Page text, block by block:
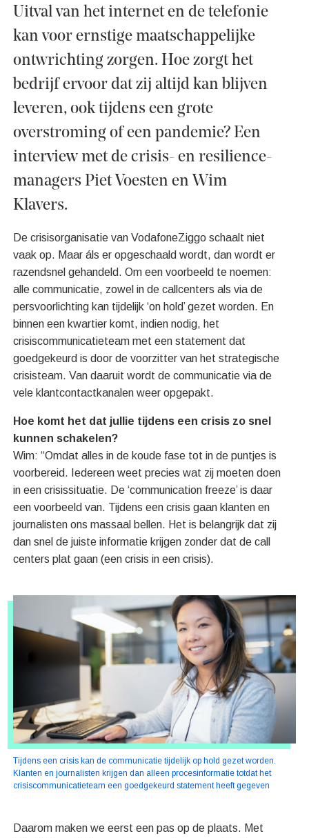
Uitval van het internet en de telefonie
kan voor ernstige maatschappelijke
ontwrichting zorgen. Hoe zorgt het
bedrijf ervoor dat zij altijd kan blijven
leveren, ook tijdens een grote
overstroming of een pandemie? Een
interview met de crisis- en resilience-
managers Piet Voesten en Wim
Klavers.
De crisisorganisatie van VodafoneZiggo schaalt niet
vaak op. Maar áls er opgeschaald wordt, dan wordt er
razendsnel gehandeld. Om een voorbeeld te noemen:
alle communicatie, zowel in de callcenters als via de
persvoorlichting kan tijdelijk ‘on hold’ gezet worden. En
binnen een kwartier komt, indien nodig, het
crisiscommunicatieteam met een statement dat
goedgekeurd is door de voorzitter van het strategische
crisisteam. Van daaruit wordt de communicatie via de
vele klantcontactkanalen weer opgepakt.
Hoe komt het dat jullie tijdens een crisis zo snel
kunnen schakelen?
Wim: “Omdat alles in de koude fase tot in de puntjes is
voorbereid. Iedereen weet precies wat zij moeten doen
in een crisissituatie. De ‘communication freeze’ is daar
een voorbeeld van. Tijdens een crisis gaan klanten en
journalisten ons massaal bellen. Het is belangrijk dat zij
dan snel de juiste informatie krijgen zonder dat de call
centers plat gaan (een crisis in een crisis).
Tijdens een crisis kan de communicatie tijdelijk op hold gezet worden.
Klanten en journalisten krijgen dan alleen procesinformatie totdat het
crisiscommunicatieteam een goedgekeurd statement heeft gegeven
Daarom maken we eerst een pas op de plaats. Met